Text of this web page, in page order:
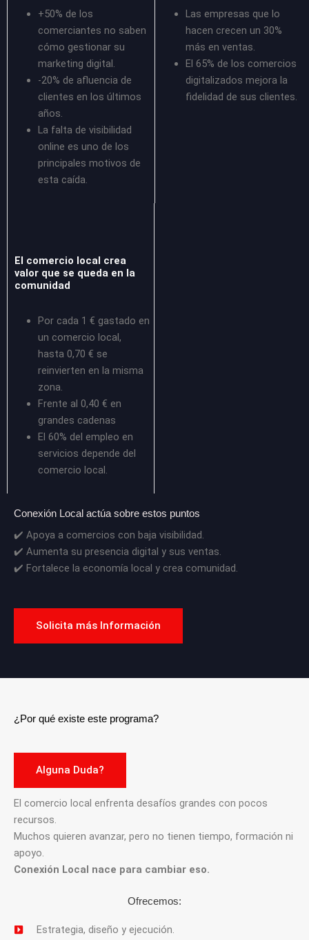
+50% de los
comerciantes no saben
cómo gestionar su
marketing digital.
-20% de afluencia de
clientes en los últimos
años.
La falta de visibilidad
online es uno de los
principales motivos de
esta caída.
Las empresas que lo
hacen crecen un 30%
más en ventas.
El 65% de los comercios
digitalizados mejora la
fidelidad de sus clientes.
El comercio local crea
valor que se queda en la
comunidad
Por cada 1 € gastado en
un comercio local,
hasta 0,70 € se
reinvierten en la misma
zona.
Frente al 0,40 € en
grandes cadenas
El 60% del empleo en
servicios depende del
comercio local.
Conexión Local actúa sobre estos puntos
✔️ Apoya a comercios con baja visibilidad.
✔️ Aumenta su presencia digital y sus ventas.
✔️ Fortalece la economía local y crea comunidad.
Solicita más Información
¿Por qué existe este programa?
Alguna Duda?
El comercio local enfrenta desafíos grandes con pocos
recursos.
Muchos quieren avanzar, pero no tienen tiempo, formación ni
apoyo.
Conexión Local nace para cambiar eso.
Ofrecemos:
Estrategia, diseño y ejecución.